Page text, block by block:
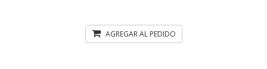
AGREGAR AL PEDIDO